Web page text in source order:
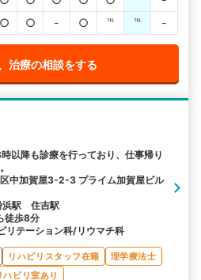
○ ○ - ○ ℡ ℡ -
治療の相談をする
以降も診療を行っており、仕事帰り
中加賀屋3-2-3 プライム加賀屋ビル
浜駅 住吉駅
徒歩8分
リテーション科/リウマチ科
リハビリスタッフ在籍
理学療法士
ハビリ室あり